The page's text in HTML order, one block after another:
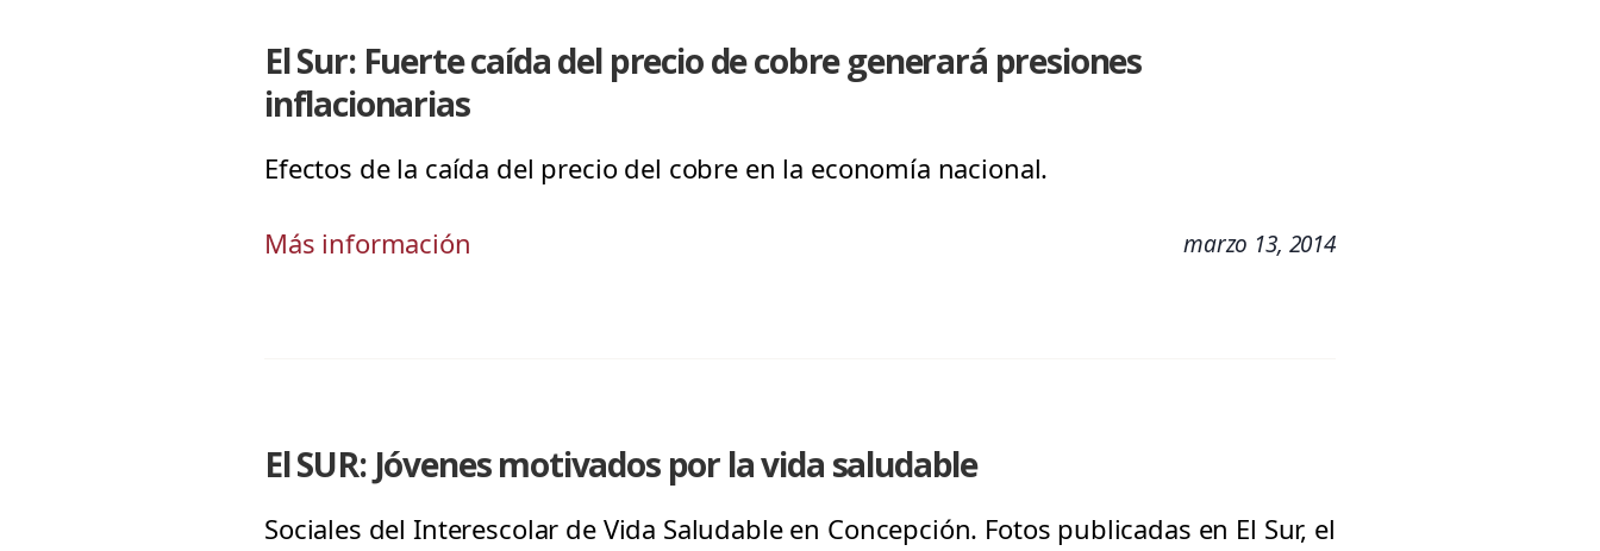
El Sur: Fuerte caída del precio de cobre generará presiones
inflacionarias
Efectos de la caída del precio del cobre en la economía nacional.
Más información marzo 13, 2014
El SUR: Jóvenes motivados por la vida saludable
Sociales del Interescolar de Vida Saludable en Concepción. Fotos publicadas en El Sur, el